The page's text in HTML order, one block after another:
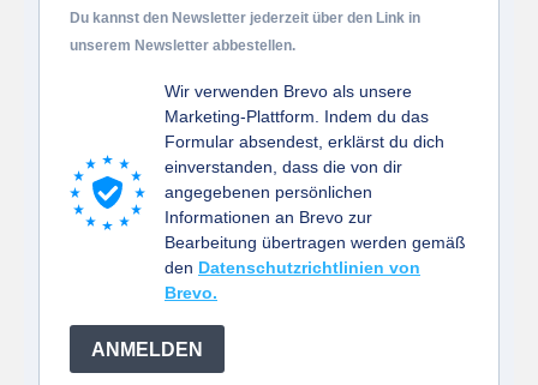
Du kannst den Newsletter jederzeit über den Link in
unserem Newsletter abbestellen.
Wir verwenden Brevo als unsere
Marketing-Plattform. Indem du das
Formular absendest, erklärst du dich
einverstanden, dass die von dir
angegebenen persönlichen
Informationen an Brevo zur
Bearbeitung übertragen werden gemäß
den Datenschutzrichtlinien von
Brevo.
ANMELDEN